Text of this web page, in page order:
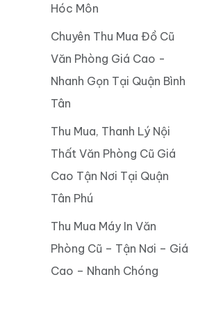
Hóc Môn
Chuyên Thu Mua Đồ Cũ
Văn Phòng Giá Cao -
Nhanh Gọn Tại Quận Bình
Tân
Thu Mua, Thanh Lý Nội
Thất Văn Phòng Cũ Giá
Cao Tận Nơi Tại Quận
Tân Phú
Thu Mua Máy In Văn
Phòng Cũ – Tận Nơi – Giá
Cao – Nhanh Chóng